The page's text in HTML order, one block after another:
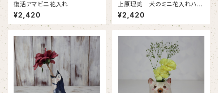
復活アマビエ花入れ
¥2,420
止原理美 犬のミニ花入れハニ
ワポーズ
¥2,420